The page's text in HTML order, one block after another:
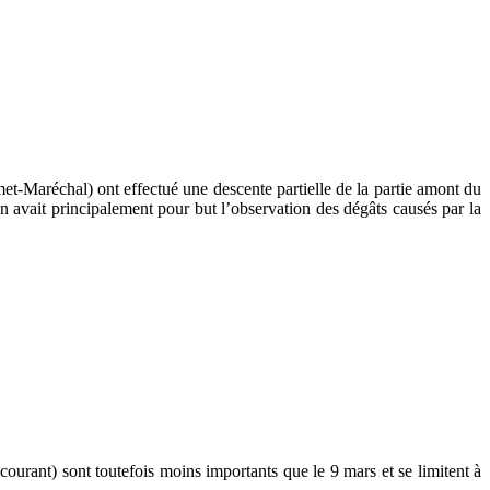
Maréchal) ont effectué une descente partielle de la partie amont du
principalement pour but l’observation des dégâts causés par la
sont toutefois moins importants que le 9 mars et se limitent à